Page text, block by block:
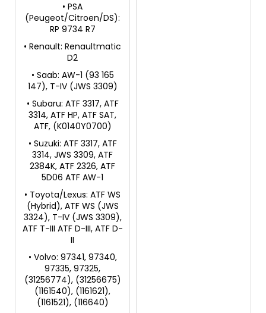
• PSA
(Peugeot/Citroen/DS):
RP 9734 R7
• Renault: Renaultmatic
D2
• Saab: AW-1 (93 165
147), T-IV (JWS 3309)
• Subaru: ATF 3317, ATF
3314, ATF HP, ATF SAT,
ATF, (K0140Y0700)
• Suzuki: ATF 3317, ATF
3314, JWS 3309, ATF
2384K, ATF 2326, ATF
5D06 ATF AW-1
• Toyota/Lexus: ATF WS
(Hybrid), ATF WS (JWS
3324), T-IV (JWS 3309),
ATF T-III ATF D-III, ATF D-
II
• Volvo: 97341, 97340,
97335, 97325,
(31256774), (31256675)
(1161540), (1161621),
(1161521), (116640)